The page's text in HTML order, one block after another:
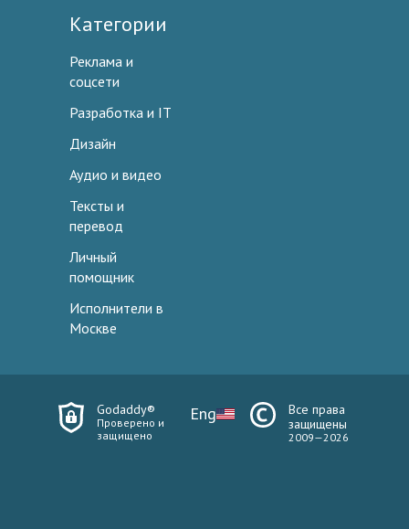
Категории
Реклама и
соцсети
Разработка и IT
Дизайн
Аудио и видео
Тексты и
перевод
Личный
помощник
Исполнители в
Москве
Godaddy®
Проверено и
защищено
Eng
Все права
защищены
2009—2026